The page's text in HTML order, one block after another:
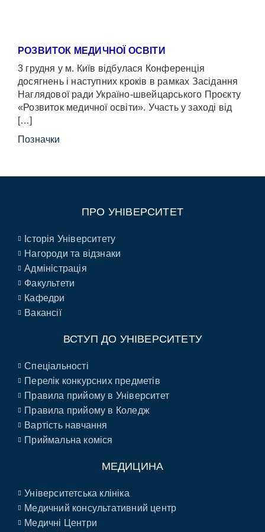
РОЗВИТОК МЕДИЧНОЇ ОСВІТИ
3 грудня у м. Київ відбулася Конференція
досягнень і наступних кроків в рамках Засідання
Наглядової ради Україно-швейцарського Проєкту
«Розвиток медичної освіти». Участь у заході від
[…]
Позначки
ПРО УНІВЕРСИТЕТ
Історія Університету
Нагороди та відзнаки
Адміністрація
Факультети
Кафедри
Вакансії
ВСТУП ДО УНІВЕРСИТЕТУ
Спеціальності
Перелік конкурсних предметів
Правила прийому в Університет
Правила прийому в Коледж
Вартість навчання
Приймальна коміся
МЕДИЦИНА
Університетська клініка
Медичний консультативний центр
Медичні Центри